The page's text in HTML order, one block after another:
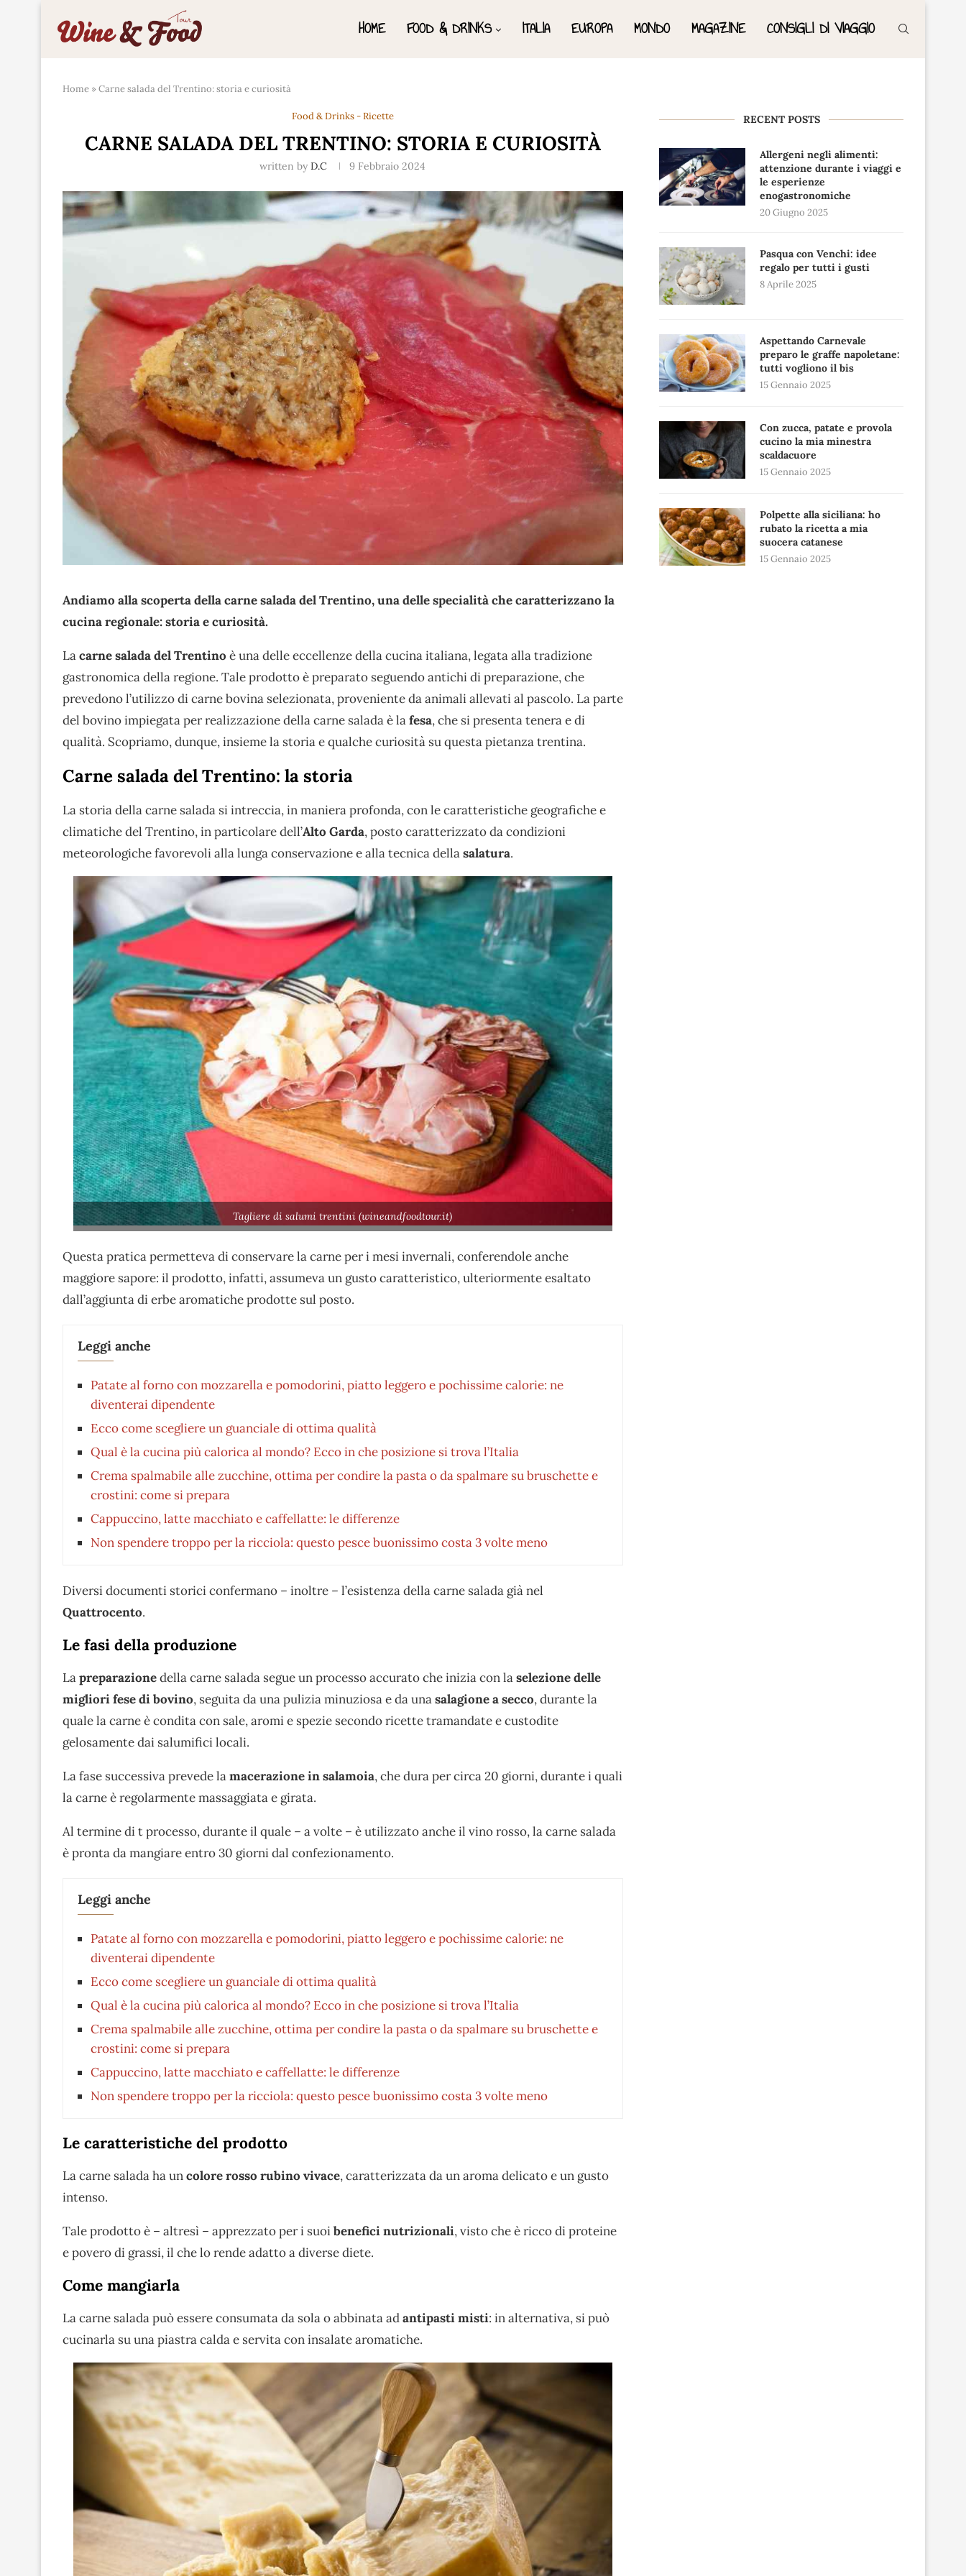
HOME FOOD & DRINKS ITALIA EUROPA MONDO MAGAZINE CONSIGLI DI VIAGGIO
Home »Carne salada del Trentino: storia e curiosità
Food & Drinks - Ricette
CARNE SALADA DEL TRENTINO: STORIA E CURIOSITÀ
written byD.C 9 Febbraio 2024
Andiamo alla scoperta della carne salada del Trentino, una delle specialità che caratterizzano la
cucina regionale: storia e curiosità.
Lacarne salada del Trentino è una delle eccellenze della cucina italiana, legata alla tradizione
gastronomica della regione. Tale prodotto è preparato seguendo antichi di preparazione, che
prevedono l’utilizzo di carne bovina selezionata, proveniente da animali allevati al pascolo. La parte
del bovino impiegata per realizzazione della carne salada è lafesa, che si presenta tenera e di
qualità. Scopriamo, dunque, insieme la storia e qualche curiosità su questa pietanza trentina.
Carne salada del Trentino: la storia
La storia della carne salada si intreccia, in maniera profonda, con le caratteristiche geografiche e
climatiche del Trentino, in particolare dell’Alto Garda, posto caratterizzato da condizioni
meteorologiche favorevoli alla lunga conservazione e alla tecnica dellasalatura.
Tagliere di salumi trentini (wineandfoodtour.it)
Questa pratica permetteva di conservare la carne per i mesi invernali, conferendole anche
maggiore sapore: il prodotto, infatti, assumeva un gusto caratteristico, ulteriormente esaltato
dall’aggiunta di erbe aromatiche prodotte sul posto.
Leggi anche
Patate al forno con mozzarella e pomodorini, piatto leggero e pochissime calorie: ne
diventerai dipendente
Ecco come scegliere un guanciale di ottima qualità
Qual è la cucina più calorica al mondo? Ecco in che posizione si trova l’Italia
Crema spalmabile alle zucchine, ottima per condire la pasta o da spalmare su bruschette e
crostini: come si prepara
Cappuccino, latte macchiato e caffellatte: le differenze
Non spendere troppo per la ricciola: questo pesce buonissimo costa 3 volte meno
Diversi documenti storici confermano – inoltre – l’esistenza della carne salada già nel
Quattrocento.
Le fasi della produzione
Lapreparazionedella carne salada segue un processo accurato che inizia con laselezione delle
migliori fese di bovino, seguita da una pulizia minuziosa e da unasalagione a secco, durante la
quale la carne è condita con sale, aromi e spezie secondo ricette tramandate e custodite
gelosamente dai salumifici locali.
La fase successiva prevede lamacerazione in salamoia, che dura per circa 20 giorni, durante i quali
la carne è regolarmente massaggiata e girata.
Al termine di t processo, durante il quale – a volte – è utilizzato anche il vino rosso, la carne salada
è pronta da mangiare entro 30 giorni dal confezionamento.
Leggi anche
Patate al forno con mozzarella e pomodorini, piatto leggero e pochissime calorie: ne
diventerai dipendente
Ecco come scegliere un guanciale di ottima qualità
Qual è la cucina più calorica al mondo? Ecco in che posizione si trova l’Italia
Crema spalmabile alle zucchine, ottima per condire la pasta o da spalmare su bruschette e
crostini: come si prepara
Cappuccino, latte macchiato e caffellatte: le differenze
Non spendere troppo per la ricciola: questo pesce buonissimo costa 3 volte meno
Le caratteristiche del prodotto
La carne salada ha uncolore rosso rubino vivace, caratterizzata da un aroma delicato e un gusto
intenso.
Tale prodotto è – altresì – apprezzato per i suoibenefici nutrizionali, visto che è ricco di proteine
e povero di grassi, il che lo rende adatto a diverse diete.
Come mangiarla
La carne salada può essere consumata da sola o abbinata adantipasti misti: in alternativa, si può
cucinarla su una piastra calda e servita con insalate aromatiche.
RECENT POSTS
Allergeni negli alimenti:
attenzione durante i viaggi e
le esperienze
enogastronomiche
20 Giugno 2025
Pasqua con Venchi: idee
regalo per tutti i gusti
8 Aprile 2025
Aspettando Carnevale
preparo le graffe napoletane:
tutti vogliono il bis
15 Gennaio 2025
Con zucca, patate e provola
cucino la mia minestra
scaldacuore
15 Gennaio 2025
Polpette alla siciliana: ho
rubato la ricetta a mia
suocera catanese
15 Gennaio 2025